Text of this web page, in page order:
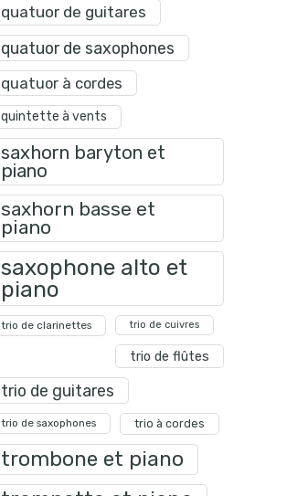
quatuor de guitares
quatuor de saxophones
quatuor à cordes
quintette à vents
saxhorn baryton et
piano
saxhorn basse et
piano
saxophone alto et
piano
trio de clarinettes trio de cuivres
trio de flûtes
trio de guitares
trio de saxophones trio à cordes
trombone et piano